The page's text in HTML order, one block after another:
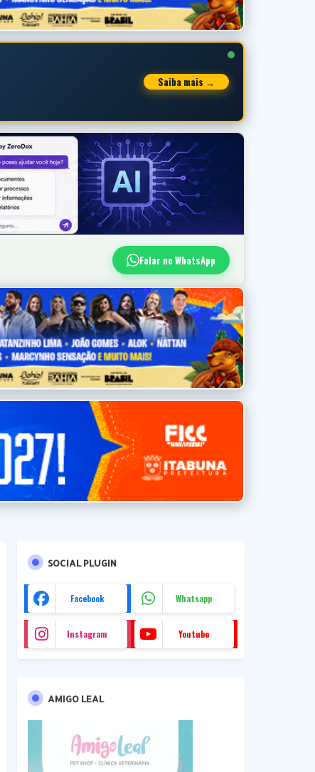
Saiba mais →
Falar no WhatsApp
SOCIAL PLUGIN
Facebook Whatsapp
Instagram Youtube
AMIGO LEAL